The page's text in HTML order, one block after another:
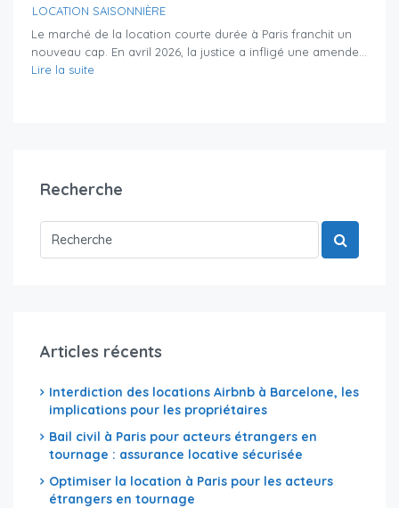
LOCATION SAISONNIÈRE
Le marché de la location courte durée à Paris franchit un
nouveau cap. En avril 2026, la justice a infligé une amende...
Lire la suite
Recherche
Articles récents
Interdiction des locations Airbnb à Barcelone, les
implications pour les propriétaires
Bail civil à Paris pour acteurs étrangers en
tournage : assurance locative sécurisée
Optimiser la location à Paris pour les acteurs
étrangers en tournage